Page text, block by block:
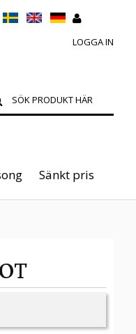
LOGGA IN
Sänkt pris